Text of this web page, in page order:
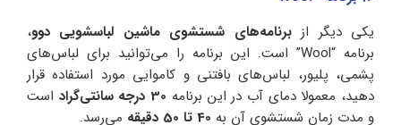
یکی دیگر ازبرنامه‌های شستشوی ماشین لباسشویی دوو،
برنامه “Wool” است. این برنامه را می‌توانید برای لباس‌های
پشمی، پلیور، لباس‌های بافتنی و کاموایی مورد استفاده قرار
دهید، معمولا دمای آب در این برنامه
است
و مدت زمان شستشوی آن به 40 تا 50 دقیقه می‌رسد.